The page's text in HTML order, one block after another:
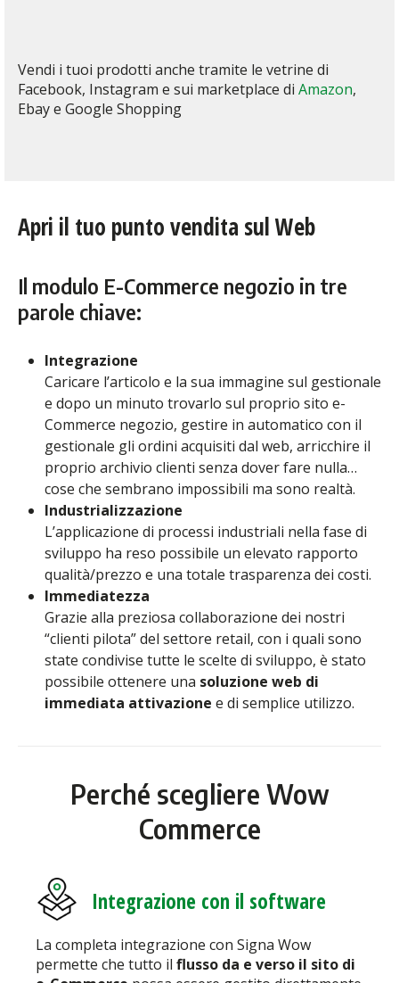
Vendi i tuoi prodotti anche tramite le vetrine di
Facebook, Instagram e sui marketplace di Amazon,
Ebay e Google Shopping
Apri il tuo punto vendita sul Web
Il modulo E-Commerce negozio in tre
parole chiave:
Integrazione
Caricare l’articolo e la sua immagine sul gestionale
e dopo un minuto trovarlo sul proprio sito e-
Commerce negozio, gestire in automatico con il
gestionale gli ordini acquisiti dal web, arricchire il
proprio archivio clienti senza dover fare nulla…
cose che sembrano impossibili ma sono realtà.
Industrializzazione
L’applicazione di processi industriali nella fase di
sviluppo ha reso possibile un elevato rapporto
qualità/prezzo e una totale trasparenza dei costi.
Immediatezza
Grazie alla preziosa collaborazione dei nostri
“clienti pilota” del settore retail, con i quali sono
state condivise tutte le scelte di sviluppo, è stato
possibile ottenere una soluzione web di
immediata attivazione e di semplice utilizzo.
Perché scegliere Wow
Commerce
Integrazione con il software
La completa integrazione con Signa Wow
permette che tutto il flusso da e verso il sito di